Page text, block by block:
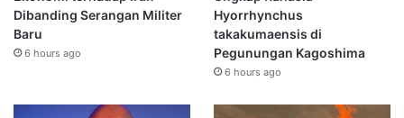
Dibanding Serangan Militer
Baru
6 hours ago
Hyorrhynchus
takakumaensis di
Pegunungan Kagoshima
6 hours ago